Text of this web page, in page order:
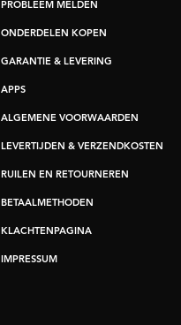
PROBLEEM MELDEN
ONDERDELEN KOPEN
GARANTIE & LEVERING
APPS
ALGEMENE VOORWAARDEN
LEVERTIJDEN & VERZENDKOSTEN
RUILEN EN RETOURNEREN
BETAALMETHODEN
KLACHTENPAGINA
IMPRESSUM